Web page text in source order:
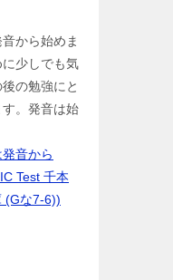
から始めま
少しでも気
の勉強にと
。発音は始
音から
Test 千本
(Gな7-6))